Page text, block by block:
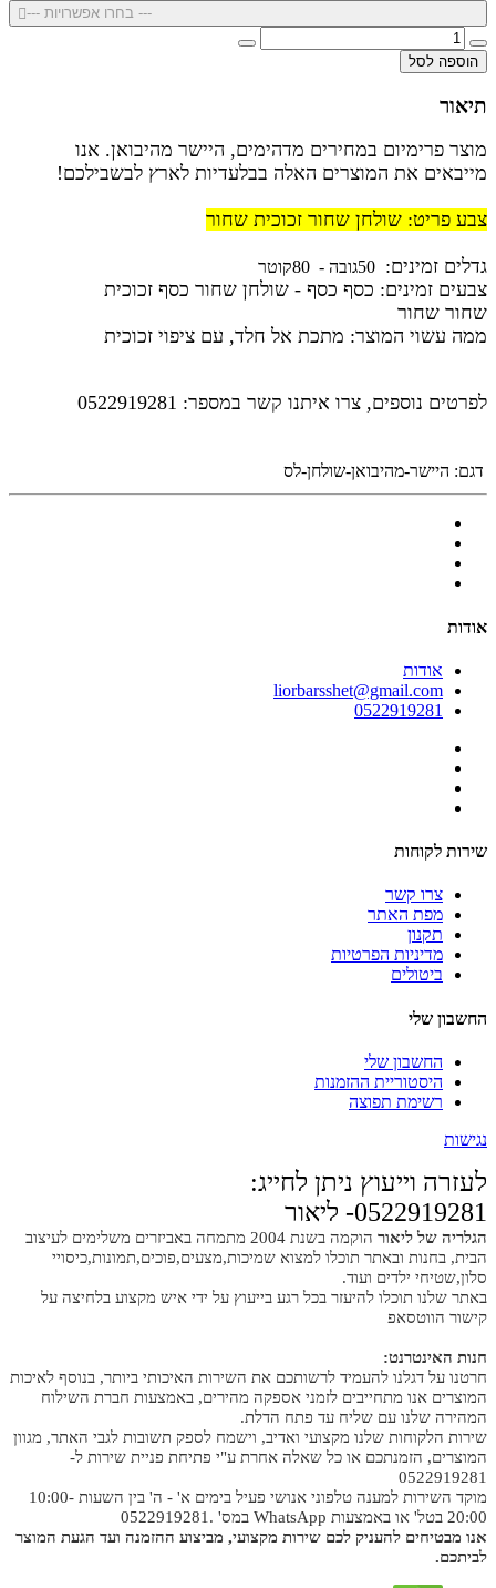
--- בחרו אפשרויות ---
הוספה לסל
תיאור
מוצר פרימיום במחירים מדהימים, היישר מהיבואן. אנו
מייבאים את המוצרים האלה בבלעדיות לארץ לבשבילכם!
צבע פריט: שולחן שחור זכוכית שחור
גדלים זמינים:
צבעים זמינים: כסף כסף - שולחן שחור כסף זכוכית
שחור שחור
ממה עשוי המוצר: מתכת אל חלד, עם ציפוי זכוכית
לפרטים נוספים, צרו איתנו קשר במספר: 0522919281
דגם: היישר-מהיבואן-שולחן-לס
אודות
אודות
liorbarsshet@gmail.com
0522919281
שירות לקוחות
צרו קשר
מפת האתר
תקנון
מדיניות הפרטיות
ביטולים
החשבון שלי
החשבון שלי
היסטוריית ההזמנות
רשימת תפוצה
נגישות
לעזרה וייעוץ ניתן לחייג:
0522919281- ליאור
הגלריה של ליאור
הוקמה בשנת 2004 מתמחה באביזרים משלימים לעיצוב
הבית, בחנות ובאתר תוכלו למצוא שמיכות,מצעים,פוכים,תמונות,כיסויי
סלון,שטיחי ילדים ועוד.
באתר שלנו תוכלו להיעזר בכל רגע בייעוץ על ידי איש מקצוע בלחיצה על
קישור הווטסאפ
חנות האינטרנט:
חרטנו על דגלנו להעמיד לרשותכם את השירות האיכותי ביותר, בנוסף לאיכות
המוצרים אנו מתחייבים לזמני אספקה מהירים, באמצעות חברת השילוח
המהירה שלנו עם שליח עד פתח הדלת.
שירות הלקוחות שלנו מקצועי ואדיב, וישמח לספק תשובות לגבי האתר, מגוון
המוצרים, הזמנתכם או כל שאלה אחרת ע"י פתיחת פניית שירות ל-
0522919281
מוקד השירות למענה טלפוני אנושי פעיל בימים א' - ה' בין השעות 10:00-
20:00 בטל' או באמצעות WhatsApp במס' .0522919281
אנו מבטיחים להעניק לכם שירות מקצועי, מביצוע ההזמנה ועד הגעת המוצר
לביתכם.